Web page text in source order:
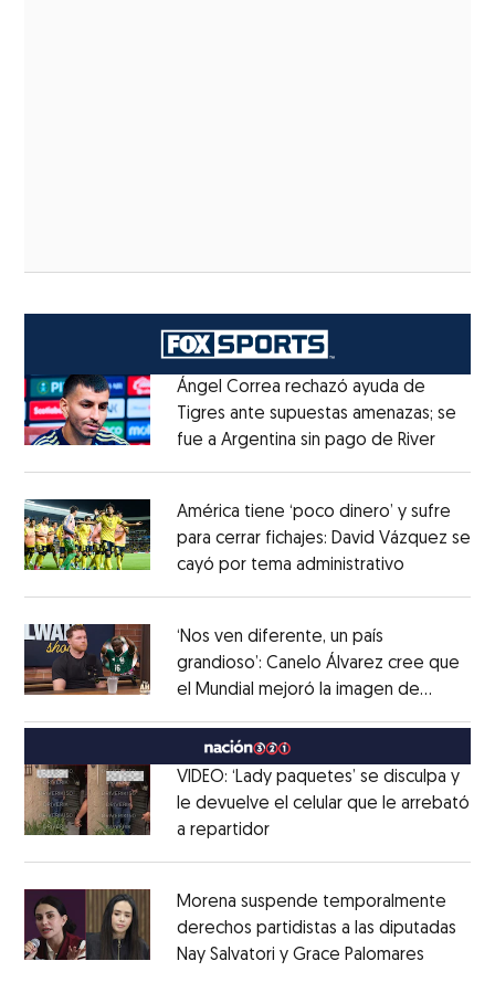
Ángel Correa rechazó ayuda de
Tigres ante supuestas amenazas; se
fue a Argentina sin pago de RiverOpens
América tiene ‘poco dinero’ y sufre
para cerrar fichajes: David Vázquez se
cayó por tema administrativo
‘Nos ven diferente, un país
grandioso’: Canelo Álvarez cree que
el Mundial mejoró la imagen de
MéxicoOpens in new window
VIDEO: ‘Lady paquetes’ se disculpa y
le devuelve el celular que le arrebató
a repartidorOpens in new window
Morena suspende temporalmente
derechos partidistas a las diputadas
Nay Salvatori y Grace Palomares